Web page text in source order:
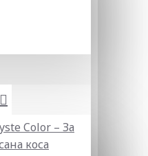
Color – За
коса